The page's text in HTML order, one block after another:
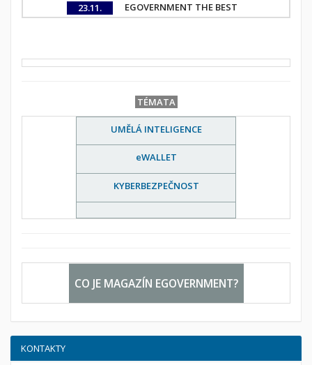
23.11.
EGOVERNMENT THE BEST
TÉMATA
UMĚLÁ INTELIGENCE
eWALLET
KYBERBEZPEČNOST
CO JE MAGAZÍN EGOVERNMENT?
KONTAKTY